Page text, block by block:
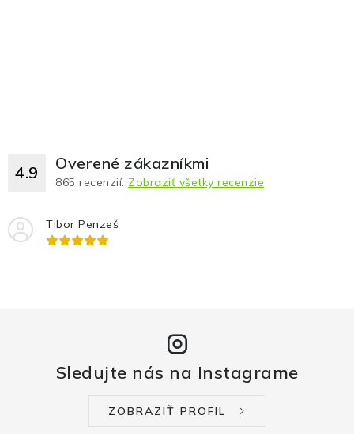
4.9 Overené zákazníkmi
865 recenzií. Zobraziť všetky recenzie
Tibor Penzeš
Sledujte nás na Instagrame
ZOBRAZIŤ PROFIL